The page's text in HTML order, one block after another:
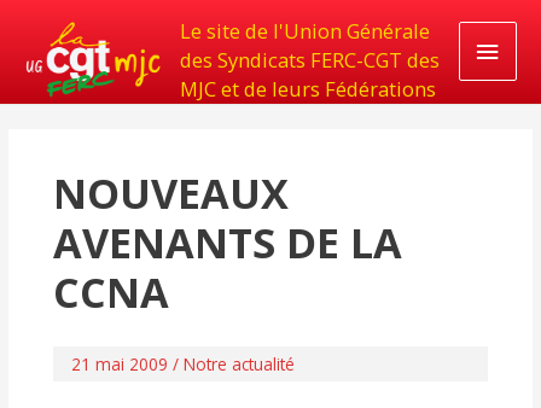
Le site de l'Union Générale
des Syndicats FERC-CGT des
MJC et de leurs Fédérations
NOUVEAUX
AVENANTS DE LA
CCNA
21 mai 2009 / Notre actualité